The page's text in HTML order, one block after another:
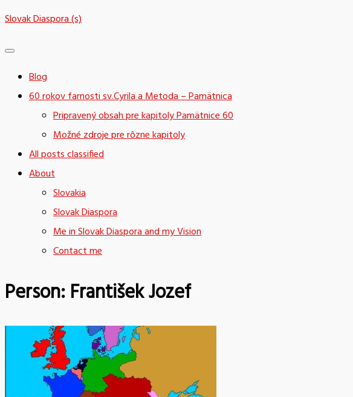
Skip
content
Slovak Diaspora (s)
Blog
60 rokov farnosti sv.Cyrila a Metoda – Pamätnica
Pripravený obsah pre kapitoly Pamätnice 60
Možné zdroje pre rôzne kapitoly
All posts classified
About
Slovakia
Slovak Diaspora
Me in Slovak Diaspora and my Vision
Contact me
Person:František Jozef